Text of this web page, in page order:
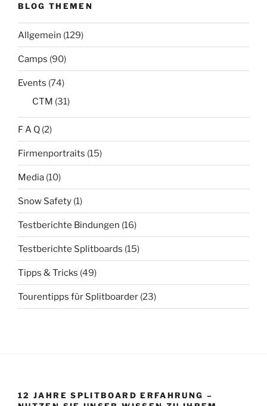
BLOG THEMEN
Allgemein (129)
Camps (90)
Events (74)
CTM (31)
F A Q (2)
Firmenportraits (15)
Media (10)
Snow Safety (1)
Testberichte Bindungen (16)
Testberichte Splitboards (15)
Tipps & Tricks (49)
Tourentipps für Splitboarder (23)
12 JAHRE SPLITBOARD ERFAHRUNG –